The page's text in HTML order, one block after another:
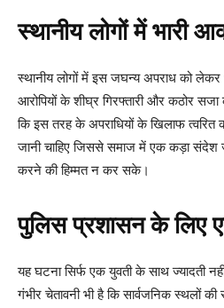
स्थानीय लोगों में भारी
स्थानीय लोगों में इस जघन्य अपराध को
आरोपियों के शीघ्र गिरफ्तारी और कठोर
कि इस तरह के अपराधियों के खिलाफ त्वरित
जानी चाहिए जिससे समाज में एक कड़ा संदेश
करने की हिम्मत न कर सके।
पुलिस प्रशासन के लिए
यह घटना सिर्फ एक युवती के साथ ज्यादती
गंभीर चेतावनी भी है कि सार्वजनिक स्थलों की